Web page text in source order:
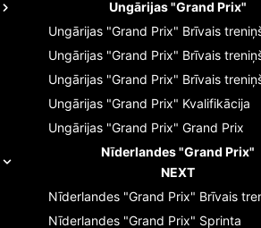
Ungārijas "Grand Prix"
Ungārijas "Grand Prix" Brīvais
Ungārijas "Grand Prix" Brīvais
Ungārijas "Grand Prix" Brīvais
Ungārijas "Grand Prix" Kvalifikācija
Ungārijas "Grand Prix" Grand Prix
Nīderlandes "Grand Prix"
NEXT
Nīderlandes "Grand Prix" Brīvais
Nīderlandes "Grand Prix" Sprinta